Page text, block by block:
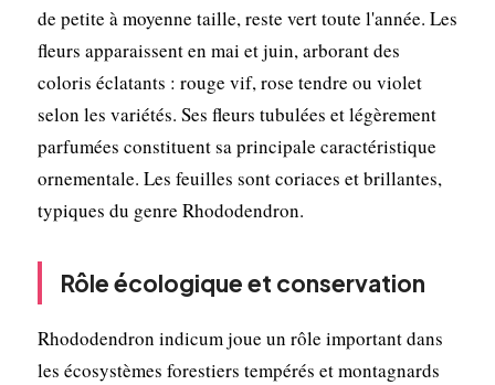
de petite à moyenne taille, reste vert toute l'année. Les
fleurs apparaissent en mai et juin, arborant des
coloris éclatants : rouge vif, rose tendre ou violet
selon les variétés. Ses fleurs tubulées et légèrement
parfumées constituent sa principale caractéristique
ornementale. Les feuilles sont coriaces et brillantes,
typiques du genre Rhododendron.
Rôle écologique et conservation
Rhododendron indicum joue un rôle important dans
les écosystèmes forestiers tempérés et montagnards